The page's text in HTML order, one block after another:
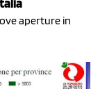
aperture in